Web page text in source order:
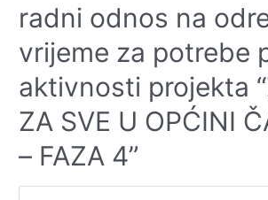
radni odnos na
vrijeme za potrebe
aktivnosti projekta
ZA SVE U OPĆINI
– FAZA 4”